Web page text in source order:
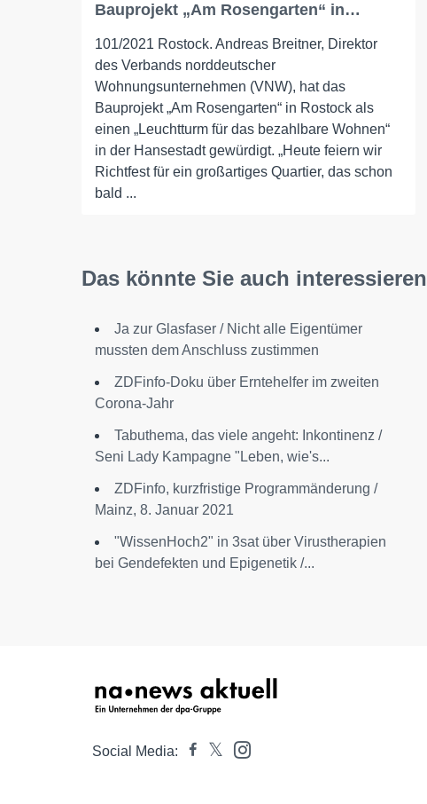
Bauprojekt „Am Rosengarten“ in…
101/2021 Rostock. Andreas Breitner, Direktor
des Verbands norddeutscher
Wohnungsunternehmen (VNW), hat das
Bauprojekt „Am Rosengarten“ in Rostock als
einen „Leuchtturm für das bezahlbare Wohnen“
in der Hansestadt gewürdigt. „Heute feiern wir
Richtfest für ein großartiges Quartier, das schon
bald ...
Das könnte Sie auch interessieren
Ja zur Glasfaser / Nicht alle Eigentümer
mussten dem Anschluss zustimmen
ZDFinfo-Doku über Erntehelfer im zweiten
Corona-Jahr
Tabuthema, das viele angeht: Inkontinenz /
Seni Lady Kampagne "Leben, wie's...
ZDFinfo, kurzfristige Programmänderung /
Mainz, 8. Januar 2021
"WissenHoch2" in 3sat über Virustherapien
bei Gendefekten und Epigenetik /...
Social Media: